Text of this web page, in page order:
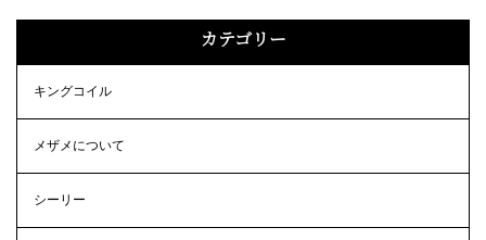
カテゴリー
キングコイル
メザメについて
シーリー